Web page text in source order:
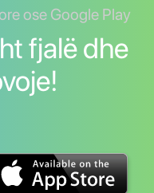
ose Google Play
fjalë dhe